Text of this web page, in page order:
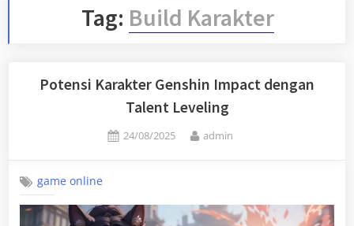
Tag: Build Karakter
Potensi Karakter Genshin Impact dengan
Talent Leveling
Posted
24/08/2025 By
admin
game online